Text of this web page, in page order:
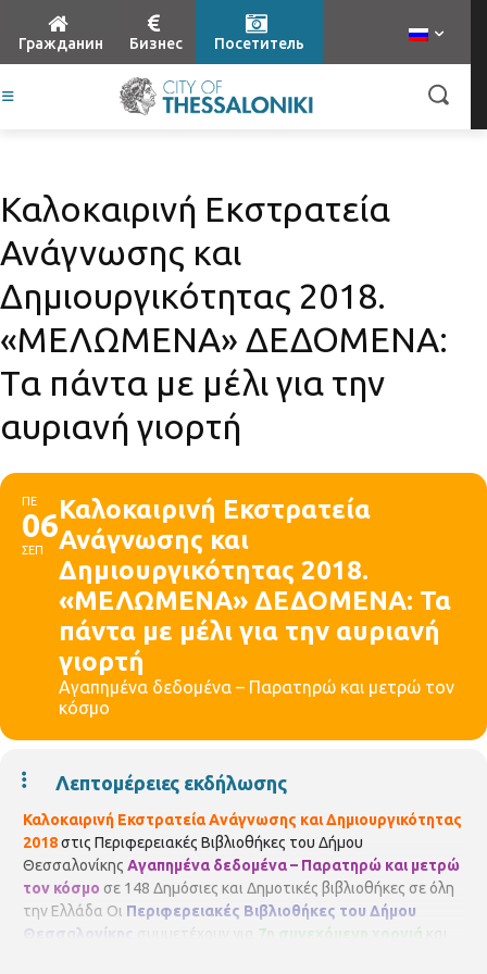
Гражданин Бизнес Посетитель
Καλοκαιρινή Εκστρατεία
Ανάγνωσης και
Δημιουργικότητας 2018.
«ΜΕΛΩΜΕΝΑ» ΔΕΔΟΜΕΝΑ:
Τα πάντα με μέλι για την
αυριανή γιορτή
ΠΕ
06
ΣΕΠ
Καλοκαιρινή Εκστρατεία
Ανάγνωσης και
Δημιουργικότητας 2018.
«ΜΕΛΩΜΕΝΑ» ΔΕΔΟΜΕΝΑ: Τα
πάντα με μέλι για την αυριανή
γιορτή
Αγαπημένα δεδομένα – Παρατηρώ και μετρώ τον
κόσμο
Λεπτομέρειες εκδήλωσης
Καλοκαιρινή Εκστρατεία Ανάγνωσης και Δημιουργικότητας
2018στις Περιφερειακές Βιβλιοθήκες του Δήμου
Θεσσαλονίκης Αγαπημένα δεδομένα – Παρατηρώ και μετρώ
τον κόσμο σε 148 Δημόσιες και Δημοτικές βιβλιοθήκες σε όλη
την Ελλάδα Οι Περιφερειακές Βιβλιοθήκες του Δήμου
Θεσσαλονίκης
συμμετέχουν για 7η συνεχόμενη χρονιά